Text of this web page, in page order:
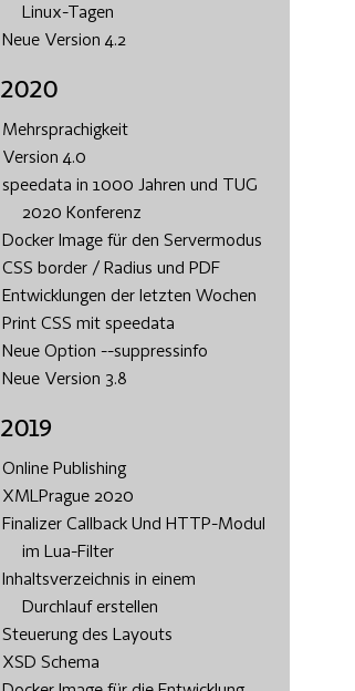
Linux-Tagen
Neue Version 4.2
2020
Mehrsprachigkeit
Version 4.0
speedata in 1000 Jahren und TUG
2020 Konferenz
Docker Image für den Servermodus
CSS border / Radius und PDF
Entwicklungen der letzten Wochen
Print CSS mit speedata
Neue Option --suppressinfo
Neue Version 3.8
2019
Online Publishing
XMLPrague 2020
Finalizer Callback Und HTTP-Modul
im Lua-Filter
Inhaltsverzeichnis in einem
Durchlauf erstellen
Steuerung des Layouts
XSD Schema